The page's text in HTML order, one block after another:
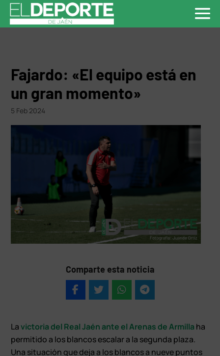
Fajardo: «El equipo está en
un gran momento»
5 Feb 2024
Comparte esta noticia
Lavictoria del Real Jaén ante el Arenas de Armilla ha
permitido a los blancos escalar a la segunda plaza.
Una situación que deja a los blancos a nueve puntos